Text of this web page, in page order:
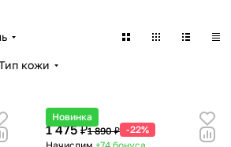
кожи
Новинка
1 475 ₽1 890 ₽ -22%